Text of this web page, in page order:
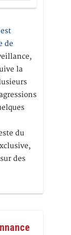
de
la
du
des